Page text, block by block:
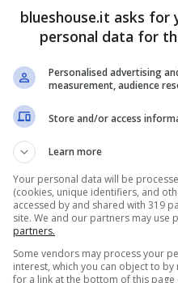
blueshouse.it asks for
personal data for
Personalised advertising
measurement, audience
Store and/or access
Learn more
Your personal data will be
(cookies, unique identifiers, and
accessed by and shared with 319
site. We and our partners may use
partners.
Some vendors may process your
interest, which you can object to
for a link at the bottom of this